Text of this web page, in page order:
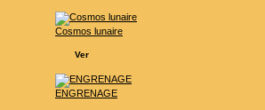
Cosmos lunaire
Ver
ENGRENAGE